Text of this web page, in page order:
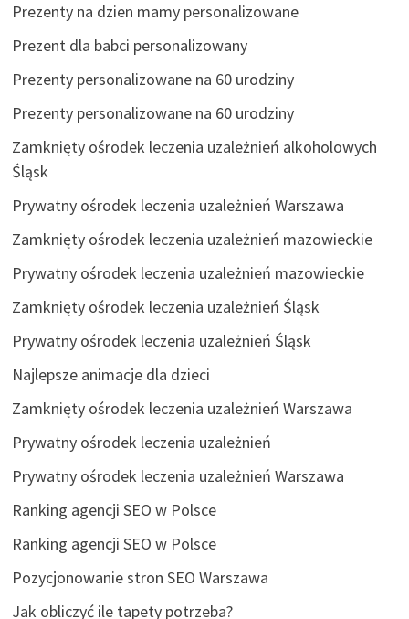
Prezenty na dzien mamy personalizowane
Prezent dla babci personalizowany
Prezenty personalizowane na 60 urodziny
Prezenty personalizowane na 60 urodziny
Zamknięty ośrodek leczenia uzależnień alkoholowych
Śląsk
Prywatny ośrodek leczenia uzależnień Warszawa
Zamknięty ośrodek leczenia uzależnień mazowieckie
Prywatny ośrodek leczenia uzależnień mazowieckie
Zamknięty ośrodek leczenia uzależnień Śląsk
Prywatny ośrodek leczenia uzależnień Śląsk
Najlepsze animacje dla dzieci
Zamknięty ośrodek leczenia uzależnień Warszawa
Prywatny ośrodek leczenia uzależnień
Prywatny ośrodek leczenia uzależnień Warszawa
Ranking agencji SEO w Polsce
Ranking agencji SEO w Polsce
Pozycjonowanie stron SEO Warszawa
Jak obliczyć ile tapety potrzeba?